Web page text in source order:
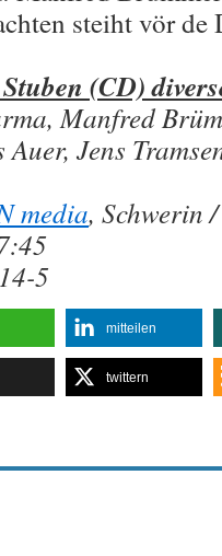
steiht vör de
(CD)
Manfred
Jens
media, Schwerin
5
mitteilen
twittern